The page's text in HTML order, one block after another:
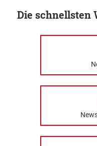
Die schnellsten